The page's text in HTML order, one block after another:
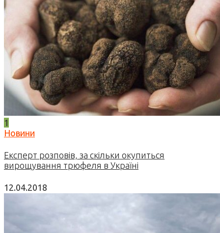
1
Новини
Експерт розповів, за скільки окупиться
вирощування трюфеля в Україні
12.04.2018